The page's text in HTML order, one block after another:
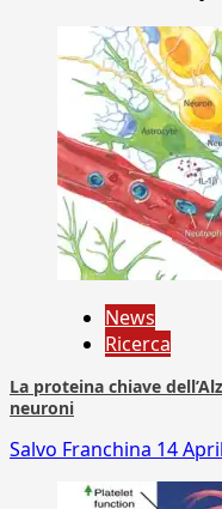
News
Ricerca
La proteina chiave
neuroni
Salvo Franchina 14